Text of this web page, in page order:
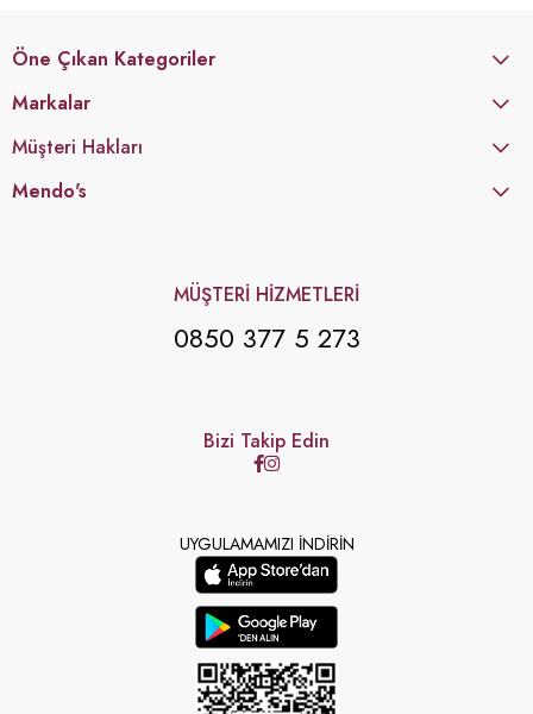
Öne Çıkan Kategoriler
Markalar
Müşteri Hakları
Mendo's
MÜŞTERİ HİZMETLERİ
0850 377 5 273
Bizi Takip Edin
UYGULAMAMIZI İNDİRİN